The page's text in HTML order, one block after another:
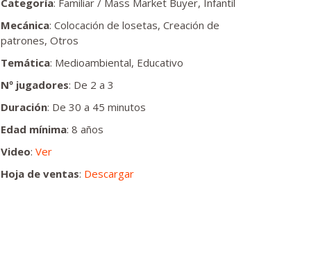
Categoría: Familiar / Mass Market Buyer, Infantil
Mecánica: Colocación de losetas, Creación de
patrones, Otros
Temática: Medioambiental, Educativo
Nº jugadores: De 2 a 3
Duración: De 30 a 45 minutos
Edad mínima: 8 años
Video: Ver
Hoja de ventas: Descargar